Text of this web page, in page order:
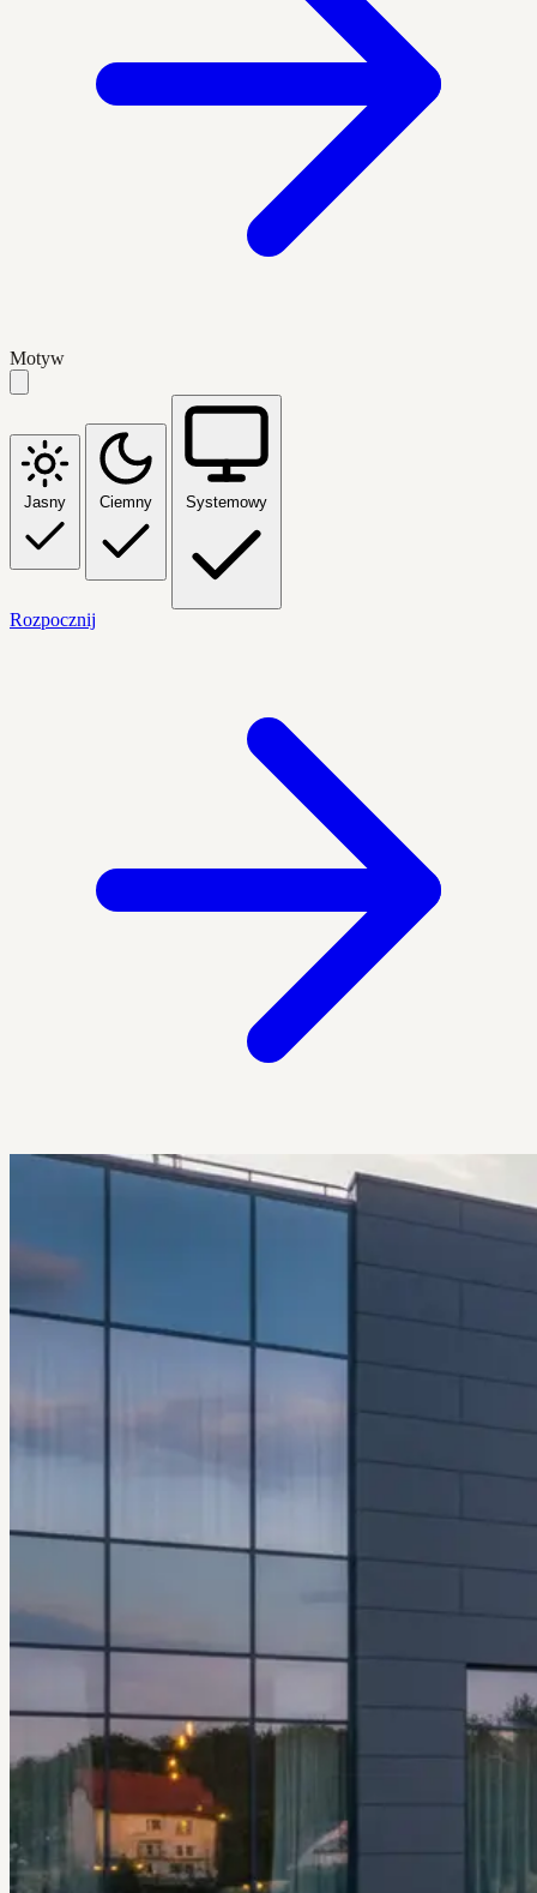
Motyw
Jasny Ciemny Systemowy
Rozpocznij